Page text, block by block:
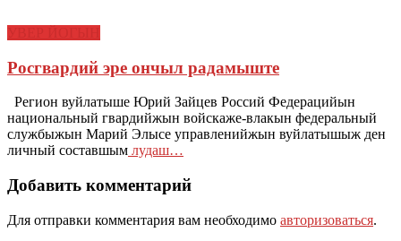
Росгвардий эре ончыл радамыште
Регион вуйлатыше Юрий Зайцев Россий Федерацийын
национальный гвардийжын войскаже-влакын федеральный
службыжын Марий Элысе управленийжын вуйлатышыж ден
личный составшым лудаш…
Добавить комментарий
Для отправки комментария вам необходимо авторизоваться.